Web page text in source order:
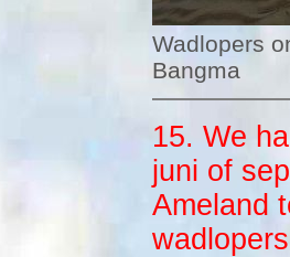
Wadlopers
Bangma
15. We
juni of
Ameland